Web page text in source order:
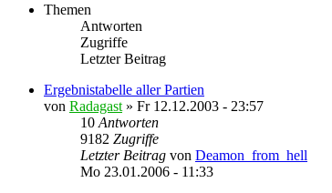
Themen
Antworten
Zugriffe
Letzter Beitrag
Ergebnistabelle aller Partien
von Radagast » Fr 12.12.2003 - 23:57
10 Antworten
9182 Zugriffe
Letzter Beitrag von Deamon_from_hell
Mo 23.01.2006 - 11:33